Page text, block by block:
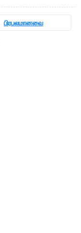
பிரபலமானவை